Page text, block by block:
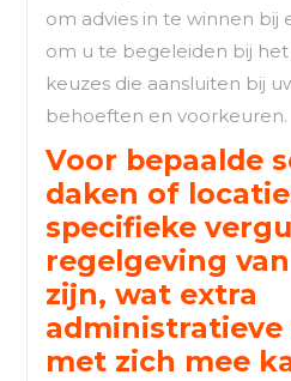
om advies in te winnen bij
om u te begeleiden bij
keuzes die aansluiten bij
behoeften en voorkeuren.
Voor bepaalde
daken of
specifieke
regelgeving
zijn, wat extra
met zich mee